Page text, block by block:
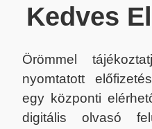
Kedves
Örömmel
nyomtatott
egy központi
digitális olvasó